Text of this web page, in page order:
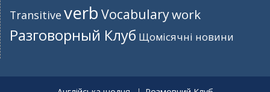
Transitive verb Vocabularywork
Разговорный Клуб Щомісячні новини